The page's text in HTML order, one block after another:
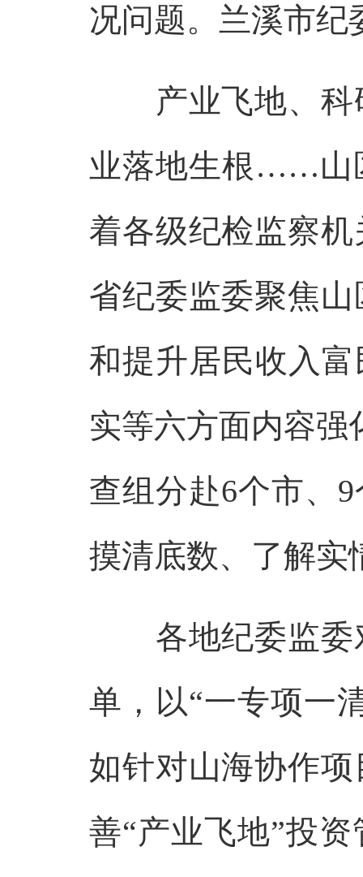
况问题。兰溪市纪
产业飞地、科
业落地生根……山
着各级纪检监察
省纪委监委聚焦
和提升居民收入
实等六方面内容强
查组分赴6个市、
摸清底数、了解实
各地纪委监委
单，以“一专项一
如针对山海协作
善“产业飞地”投